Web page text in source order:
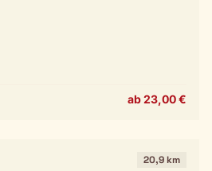
ab 23,00 €
20,9 km